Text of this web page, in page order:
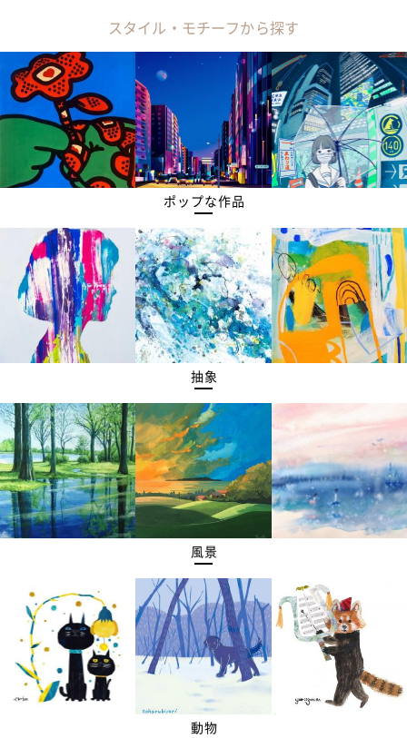
スタイル・モチーフから探す
ポップな作品
抽象
風景
動物